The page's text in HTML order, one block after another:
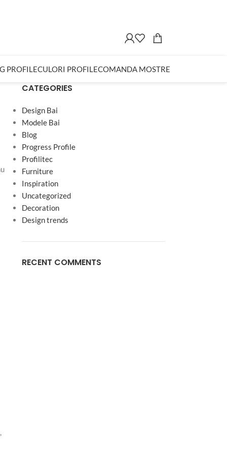
PROFILECULORI PROFILECOMANDA MOSTRE
CATEGORIES
Design Bai
Modele Bai
Blog
Progress Profile
Profilitec
Furniture
Inspiration
Uncategorized
Decoration
Design trends
RECENT COMMENTS